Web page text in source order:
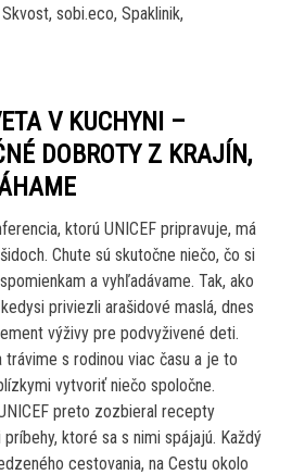
sobi.eco, Spaklinik,
V KUCHYNI –
DOBROTY Z KRAJÍN,
ktorú UNICEF pripravuje, má
Chute sú skutočne niečo, čo si
a vyhľadávame. Tak, ako
priviezli arašidové maslá, dnes
výživy pre podvyživené deti.
trávime s rodinou viac času a je to
vytvoriť niečo spoločne.
preto zozbieral recepty
ktoré sa s nimi spájajú. Každý
cestovania, na Cestu okolo